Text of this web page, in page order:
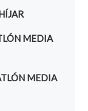
MEDIA
MEDIA